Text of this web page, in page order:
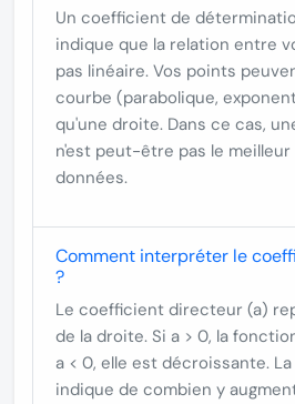
Un coefficient de
indique que la relation entre
pas linéaire. Vos points
courbe (parabolique,
qu'une droite. Dans ce cas,
n'est peut-être pas le
données.
Comment interpréter le
?
Le coefficient directeur (a)
de la droite. Si a > 0, la
a < 0, elle est décroissante.
indique de combien y